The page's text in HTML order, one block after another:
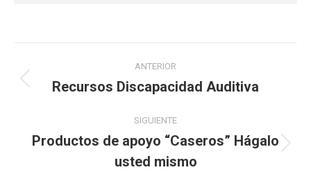
Navegación
entre
ANTERIOR
Proyecto
Recursos Discapacidad Auditiva
SIGUIENTE
siguiente
Productos de apoyo “Caseros” Hágalo
usted mismo